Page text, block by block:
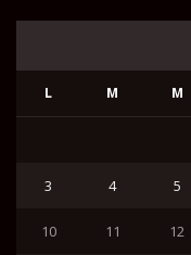
L M M
3 4 5
10 11 12